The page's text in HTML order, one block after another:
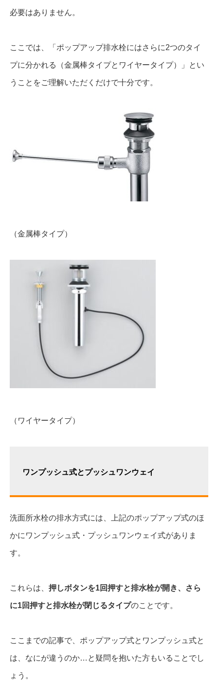
必要はありません。
ここでは、「ポップアップ排水栓にはさらに2つのタイ
プに分かれる（金属棒タイプとワイヤータイプ）」とい
うことをご理解いただくだけで十分です。
（金属棒タイプ）
（ワイヤータイプ）
ワンプッシュ式とプッシュワンウェイ
洗面所水栓の排水方式には、上記のポップアップ式のほ
かにワンプッシュ式・プッシュワンウェイ式がありま
す。
これらは、 押しボタンを1回押すと排水栓が開き、さら
に1回押すと排水栓が閉じるタイプのことです。
ここまでの記事で、ポップアップ式とワンプッシュ式と
は、なにが違うのか…と疑問を抱いた方もいることでし
ょう。